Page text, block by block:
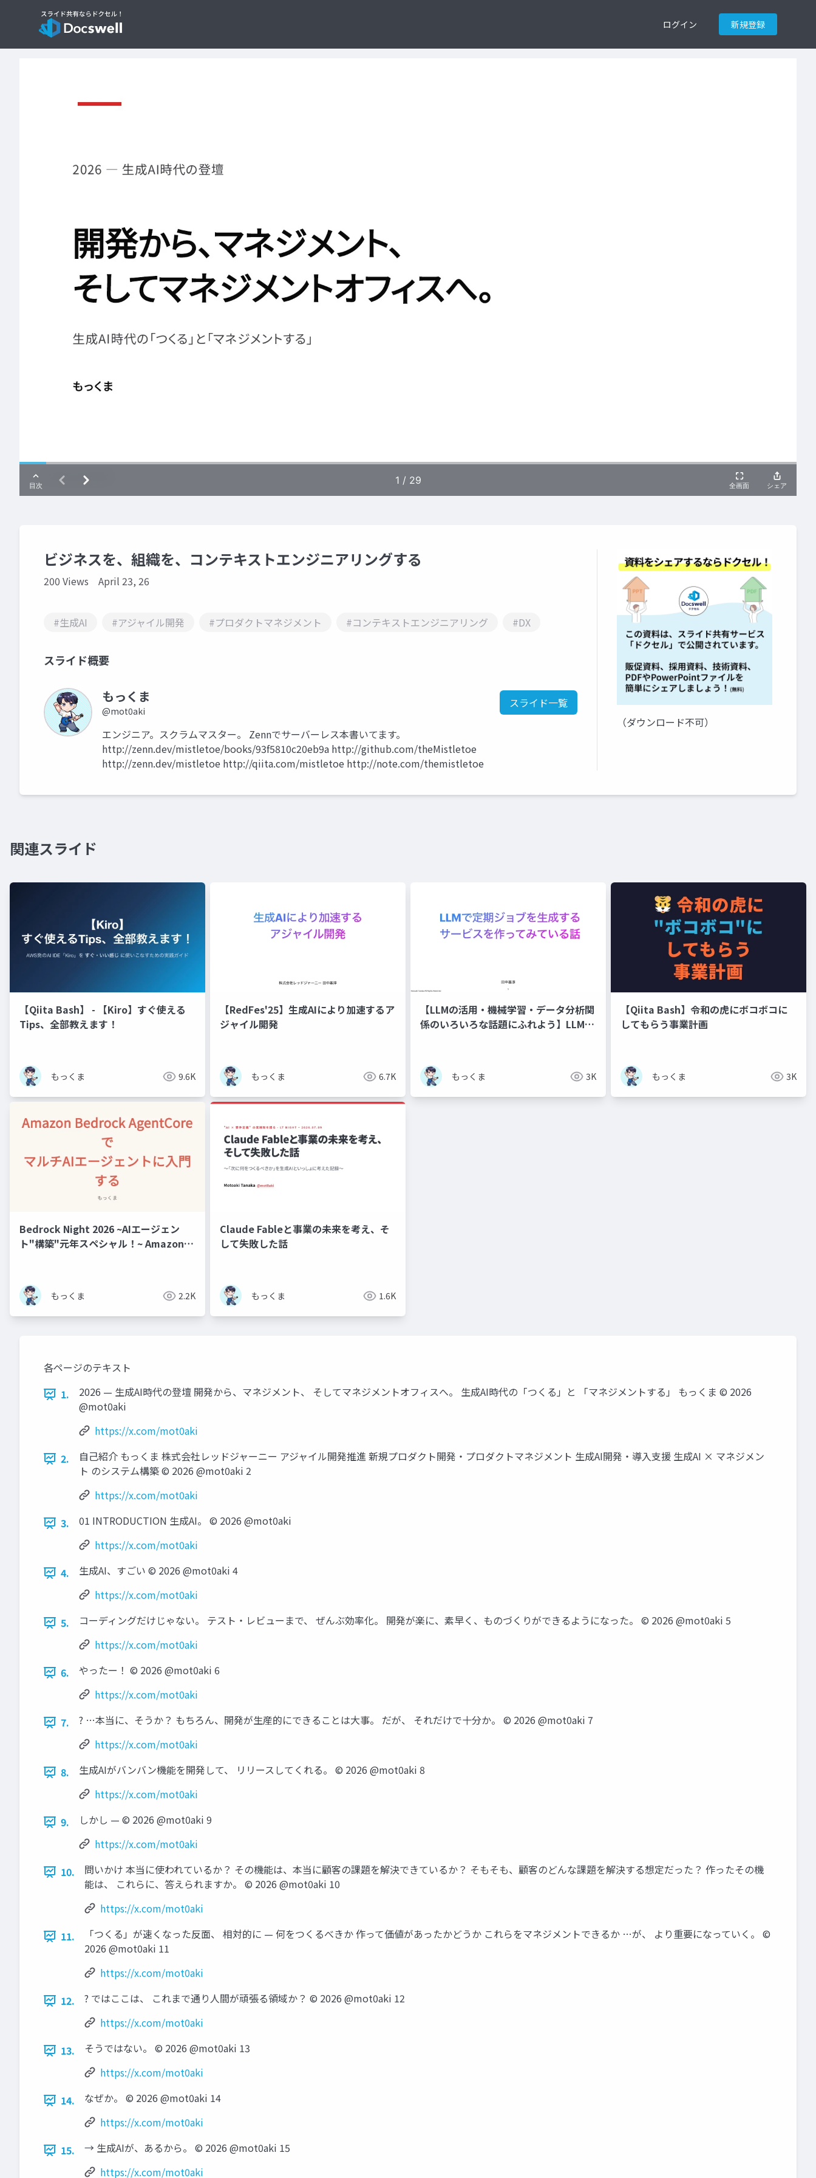
ログイン 新規登録
ビジネスを、組織を、コンテキストエンジニアリングする
200 Views April 23, 26
#生成AI #アジャイル開発 #プロダクトマネジメント #コンテキストエンジニアリング #DX
スライド概要
もっくま
@mot0aki
スライド一覧
エンジニア。スクラムマスター。 Zennでサーバーレス本書いてます。
http://zenn.dev/mistletoe/books/93f5810c20eb9a http://github.com/theMistletoe
http://zenn.dev/mistletoe http://qiita.com/mistletoe http://note.com/themistletoe
（ダウンロード不可）
関連スライド
【Qiita Bash】 - 【Kiro】すぐ使える
Tips、全部教えます！
もっくま 9.6K
【RedFes'25】生成AIにより加速するア
ジャイル開発
もっくま 6.7K
【LLMの活用・機械学習・データ分析関
係のいろいろな話題にふれよう】LLMで
もっくま 3K
【Qiita Bash】令和の虎にボコボコに
してもらう事業計画
もっくま 3K
Bedrock Night 2026 ~AIエージェン
ト"構築"元年スペシャル！~ Amazon
もっくま 2.2K
Claude Fableと事業の未来を考え、そ
して失敗した話
もっくま 1.6K
各ページのテキスト
1.
2026 — 生成AI時代の登壇 開発から、マネジメント、 そしてマネジメントオフィスへ。 生成AI時代の「つくる」と 「マネジメントする」 もっくま © 2026
@mot0aki
https://x.com/mot0aki
2.
自己紹介 もっくま 株式会社レッドジャーニー アジャイル開発推進 新規プロダクト開発・プロダクトマネジメント 生成AI開発・導入支援 生成AI × マネジメン
ト のシステム構築 © 2026 @mot0aki 2
https://x.com/mot0aki
3.
01 INTRODUCTION 生成AI。 © 2026 @mot0aki
https://x.com/mot0aki
4.
生成AI、すごい © 2026 @mot0aki 4
https://x.com/mot0aki
5.
コーディングだけじゃない。 テスト・レビューまで、 ぜんぶ効率化。 開発が楽に、素早く、ものづくりができるようになった。 © 2026 @mot0aki 5
https://x.com/mot0aki
6.
やったー！ © 2026 @mot0aki 6
https://x.com/mot0aki
7.
? …本当に、そうか？ もちろん、開発が生産的にできることは大事。 だが、 それだけで十分か。 © 2026 @mot0aki 7
https://x.com/mot0aki
8.
生成AIがバンバン機能を開発して、 リリースしてくれる。 © 2026 @mot0aki 8
https://x.com/mot0aki
9.
しかし — © 2026 @mot0aki 9
https://x.com/mot0aki
10.
問いかけ 本当に使われているか？ その機能は、本当に顧客の課題を解決できているか？ そもそも、顧客のどんな課題を解決する想定だった？ 作ったその機
能は、 これらに、答えられますか。 © 2026 @mot0aki 10
https://x.com/mot0aki
11.
「つくる」が速くなった反面、 相対的に — 何をつくるべきか 作って価値があったかどうか これらをマネジメントできるか …が、 より重要になっていく。 ©
2026 @mot0aki 11
https://x.com/mot0aki
12.
? ではここは、 これまで通り人間が頑張る領域か？ © 2026 @mot0aki 12
https://x.com/mot0aki
13.
そうではない。 © 2026 @mot0aki 13
https://x.com/mot0aki
14.
なぜか。 © 2026 @mot0aki 14
https://x.com/mot0aki
15.
→ 生成AIが、あるから。 © 2026 @mot0aki 15
https://x.com/mot0aki